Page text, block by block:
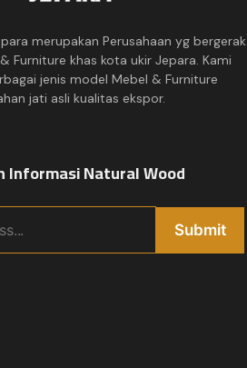
merupakan Perusahaan yg bergerak
Furniture khas kota ukir Jepara. Kami
jenis model Mebel & Furniture
jati asli kualitas ekspor.
Informasi Natural Wood